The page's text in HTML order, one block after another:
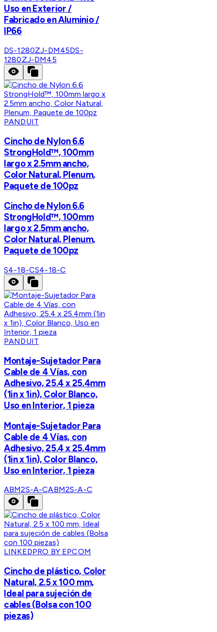
Uso en Exterior /
Fabricado en Aluminio /
IP66
DS-1280ZJ-DM45DS-
1280ZJ-DM45
PANDUIT
Cincho de Nylon 6.6
StrongHold™, 100mm
largo x 2.5mm ancho,
Color Natural, Plenum,
Paquete de 100pz
Cincho de Nylon 6.6
StrongHold™, 100mm
largo x 2.5mm ancho,
Color Natural, Plenum,
Paquete de 100pz
S4-18-CS4-18-C
PANDUIT
Montaje-Sujetador Para
Cable de 4 Vías, con
Adhesivo, 25.4 x 25.4mm
(1in x 1in), Color Blanco,
Uso en Interior, 1 pieza
Montaje-Sujetador Para
Cable de 4 Vías, con
Adhesivo, 25.4 x 25.4mm
(1in x 1in), Color Blanco,
Uso en Interior, 1 pieza
ABM2S-A-CABM2S-A-C
LINKEDPRO BY EPCOM
Cincho de plástico, Color
Natural, 2.5 x 100 mm,
Ideal para sujeción de
cables (Bolsa con 100
piezas)